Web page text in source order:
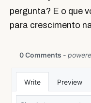
pergunta? E o que
para crescimento